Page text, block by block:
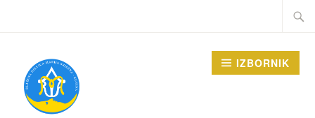
Traži:
IZBORNIK